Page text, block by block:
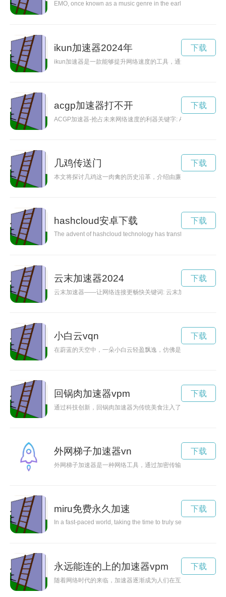
EMO, once known as a music genre in the early 2000s, has
ikun加速器2024年
ikun加速器是一款能够提升网络速度的工具，通过优化网络连
下载
acgp加速器打不开
ACGP加速器-抢占未来网络速度的利器关键字: ACGP加速器、
下载
几鸡传送门
本文将探讨几鸡这一肉禽的历史沿革，介绍由廉价肉禽转变为
下载
hashcloud安卓下载
The advent of hashcloud technology has transformed the
下载
云末加速器2024
云末加速器——让网络连接更畅快关键词: 云末加速器, 网络连接
下载
小白云vqn
在蔚蓝的天空中，一朵小白云轻盈飘逸，仿佛是天空中的一粒棉
下载
回锅肉加速器vpm
通过科技创新，回锅肉加速器为传统美食注入了新动力，使得
下载
外网梯子加速器vn
外网梯子加速器是一种网络工具，通过加密传输和线路优化，
下载
miru免费永久加速
In a fast-paced world, taking the time to truly see and
下载
永远能连的上的加速器vpm
随着网络时代的来临，加速器逐渐成为人们在互联网上畅游的
下载